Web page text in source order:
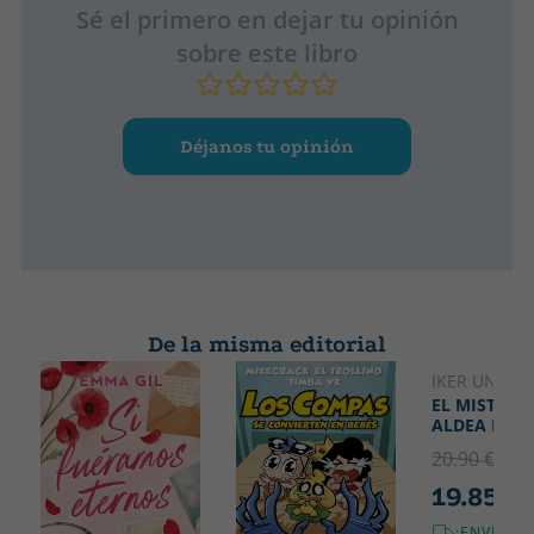
Sé el primero en dejar tu opinión
sobre este libro
Déjanos tu opinión
De la misma editorial
IKER UNZU
EL
ALDEA
20.90 €
19.85 €